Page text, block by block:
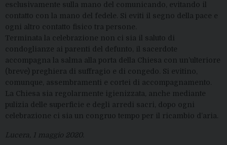
esclusivamente sulla mano del comunicando, evitando il
contatto con la mano del fedele. Si eviti il segno della pace e
ogni altro contatto fisico tra persone.
Terminata la celebrazione non ci sia il saluto di
condoglianze ai parenti del defunto, il sacerdote
accompagna la salma alla porta della Chiesa con un’ulteriore
(breve) preghiera di suffragio e di congedo. Si evitino,
comunque, assembramenti e cortei di accompagnamento.
La Chiesa sia regolarmente igienizzata, anche mediante
pulizia delle superficie e degli arredi sacri, dopo ogni
celebrazione ci sia un congruo tempo per il ricambio d’aria.
Lucera, 1 maggio 2020.